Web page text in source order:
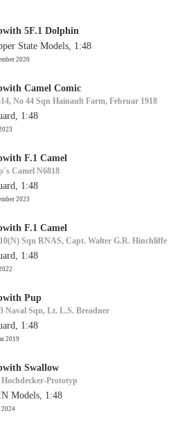
5F.1 Dolphin
State Models, 1:48
2020
Camel Comic
No 44 Sqn Hainault Farm, Februar 1918
1:48
F.1 Camel
Camel N6818
1:48
2023
F.1 Camel
Sqn RNAS, Capt. Walter G.R. Hinchliffe
1:48
Pup
Naval Sqn, Lt. L.S. Breadner
1:48
2019
Swallow
Prototyp
Models, 1:48
2024